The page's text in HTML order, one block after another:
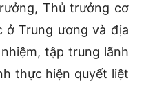
Thủ trưởng cơ
ở Trung ương và địa
tập trung lãnh
thực hiện quyết liệt